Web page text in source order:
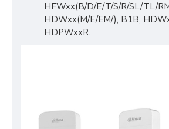
HFWxx(B/D/E/T/S/R/SL/TL/
HDWxx(M/E/EM/), B1B,
HDPWxxR.